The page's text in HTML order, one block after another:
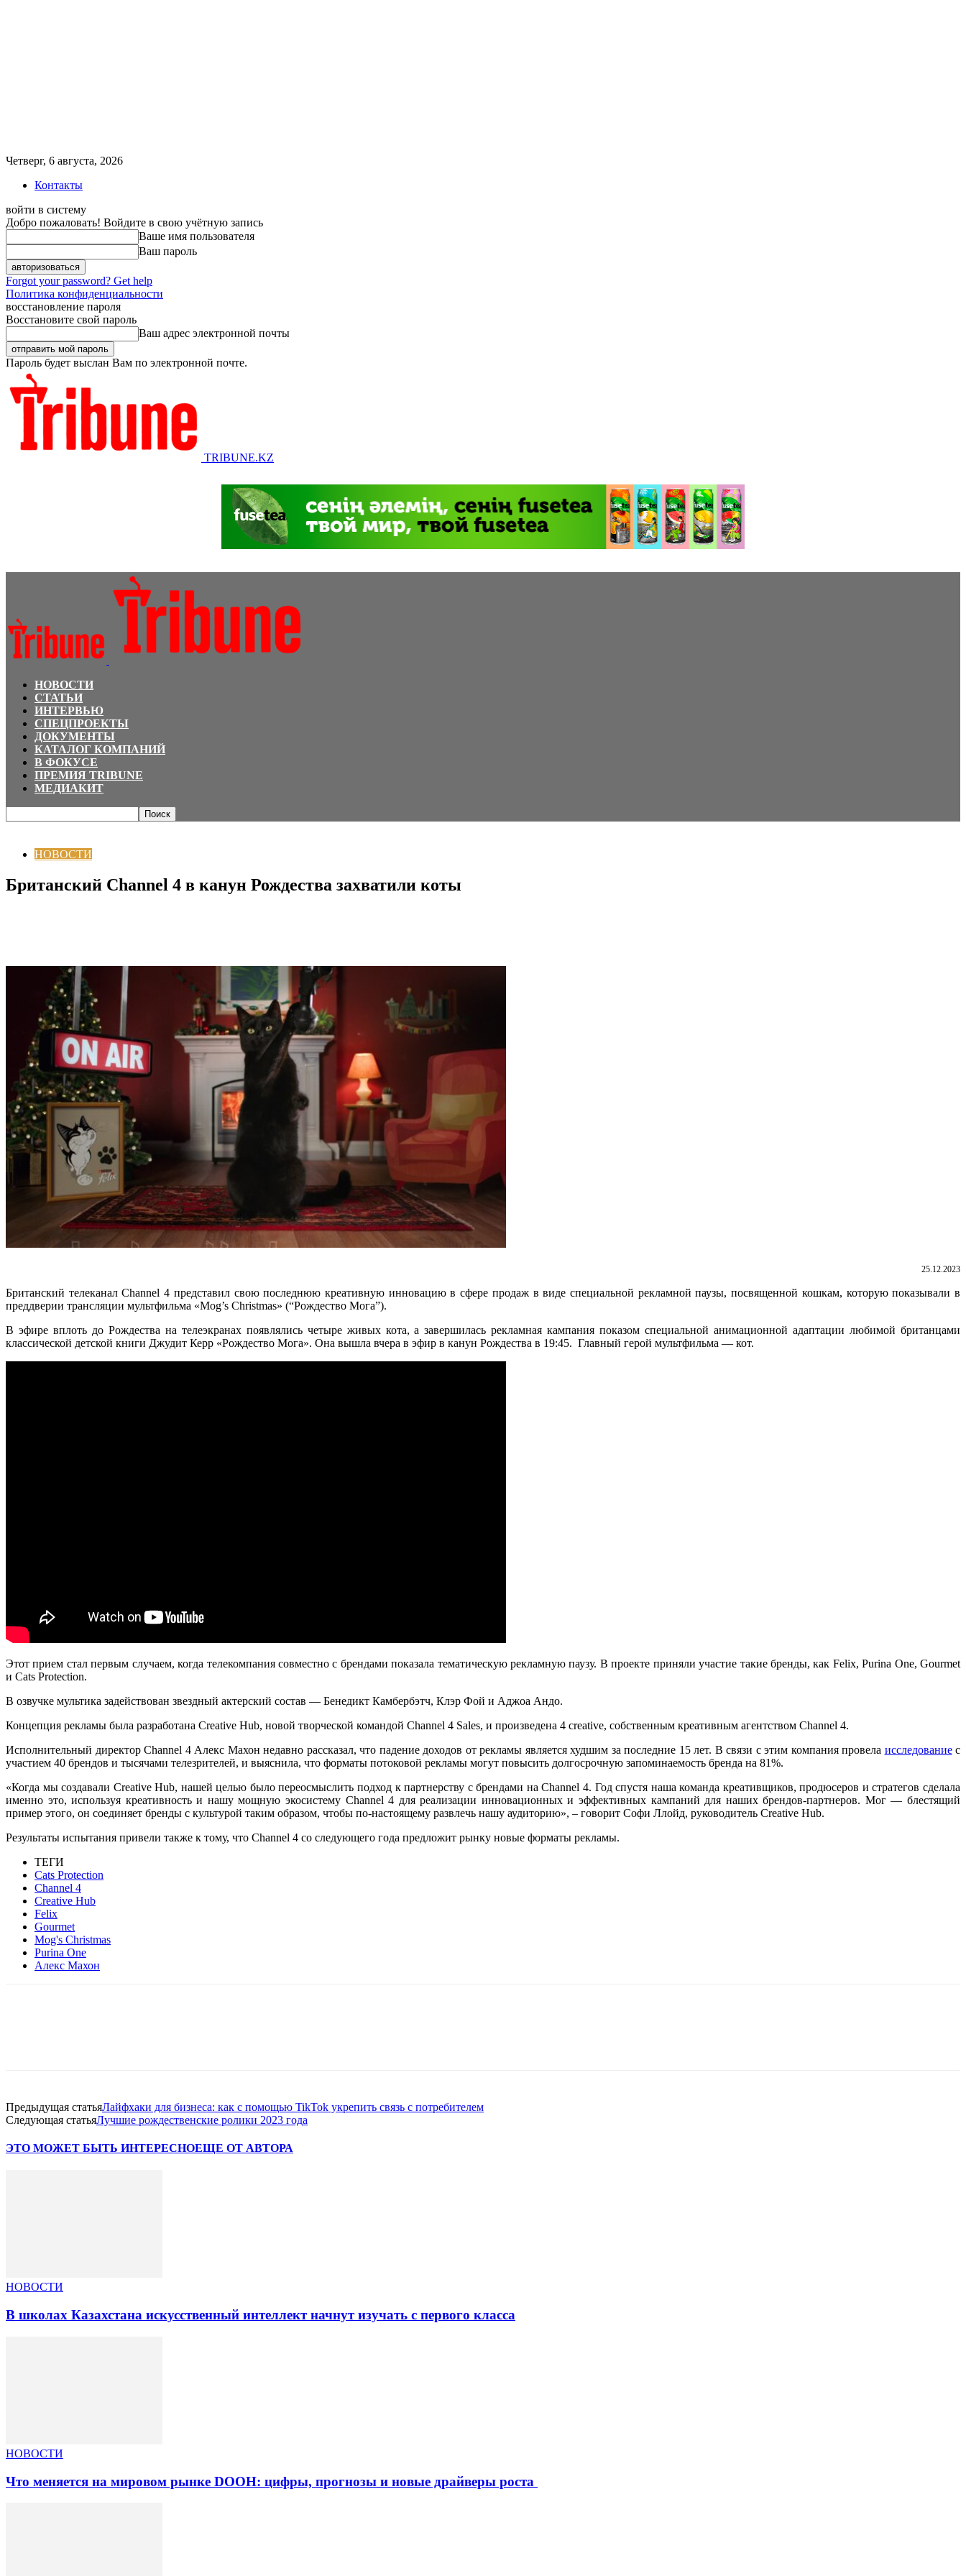
Четверг, 6 августа, 2026
Контакты
войти в систему
Добро пожаловать! Войдите в свою учётную запись
Ваше имя пользователя
Ваш пароль
Forgot your password? Get help
Политика конфиденциальности
восстановление пароля
Восстановите свой пароль
Ваш адрес электронной почты
Пароль будет выслан Вам по электронной почте.
TRIBUNE.KZ
НОВОСТИ
СТАТЬИ
ИНТЕРВЬЮ
СПЕЦПРОЕКТЫ
ДОКУМЕНТЫ
КАТАЛОГ КОМПАНИЙ
В ФОКУСЕ
ПРЕМИЯ TRIBUNE
МЕДИАКИТ
НОВОСТИ
Британский Channel 4 в канун Рождества захватили коты
25.12.2023
Британский телеканал Channel 4 представил свою последнюю креативную инновацию в сфере продаж в виде специальной рекламной паузы, посвященной кошкам, которую показывали в
преддверии трансляции мультфильма «Mog’s Christmas» (“Рождество Мога”).
В эфире вплоть до Рождества на телеэкранах появлялись четыре живых кота, а завершилась рекламная кампания показомспециальной анимационной адаптации любимой британцами
классической детской книги Джудит Керр «Рождество Мога». Она вышла вчера в эфир в канун Рождества в 19:45. Главный герой мультфильма — кот.
Этот прием стал первым случаем, когда телекомпания совместно с брендами показала тематическую рекламную паузу. В проекте приняли участие такие бренды, как Felix, Purina One, Gourmet
и Cats Protection.
В озвучке мультика задействован звездный актерский состав — Бенедикт Камбербэтч, Клэр Фой и Аджоа Андо.
Концепция рекламы была разработана Creative Hub, новой творческой командой Channel 4 Sales, и произведена 4 creative, собственным креативным агентством Channel 4.
Исполнительный директор Channel 4 Алекс Махон недавно рассказал, что падение доходов от рекламы является худшим за последние 15 лет. В связи с этим компания провела исследованиес
участием 40 брендов и тысячами телезрителей, и выяснила, что форматы потоковой рекламы могут повысить долгосрочную запоминаемость бренда на 81%.
«Когда мы создавали Creative Hub, нашей целью было переосмыслить подход к партнерству с брендами на Channel 4. Год спустя наша команда креативщиков, продюсеров и стратегов сделала
именно это, используя креативность и нашу мощную экосистему Channel 4 для реализации инновационных и эффективных кампаний для наших брендов-партнеров. Мог — блестящий
пример этого, он соединяет бренды с культурой таким образом, чтобы по-настоящему развлечь нашу аудиторию», – говорит Софи Ллойд, руководитель Creative Hub.
Результаты испытания привели также к тому, что Channel 4 со следующего года предложит рынку новые форматы рекламы.
ТЕГИ
Cats Protection
Channel 4
Creative Hub
Felix
Gourmet
Mog's Christmas
Purina One
Алекс Махон
Предыдущая статьяЛайфхаки для бизнеса: как с помощью TikTok укрепить связь с потребителем
Следующая статьяЛучшие рождественские ролики 2023 года
ЭТО МОЖЕТ БЫТЬ ИНТЕРЕСНОЕЩЕ ОТ АВТОРА
НОВОСТИ
В школах Казахстана искусственный интеллект начнут изучать с первого класса
НОВОСТИ
Что меняется на мировом рынке DOOH: цифры, прогнозы и новые драйверы роста